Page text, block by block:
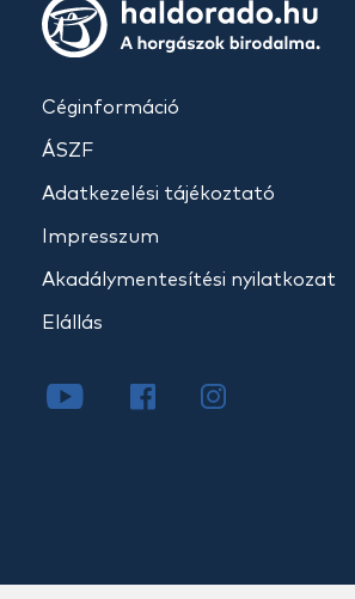
Céginformáció
ÁSZF
Adatkezelési tájékoztató
Impresszum
Akadálymentesítési nyilatkozat
Elállás